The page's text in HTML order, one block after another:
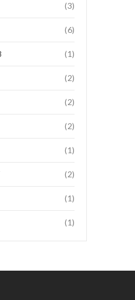
(3)
(6)
(1)
(2)
(2)
(2)
(1)
(2)
(1)
(1)